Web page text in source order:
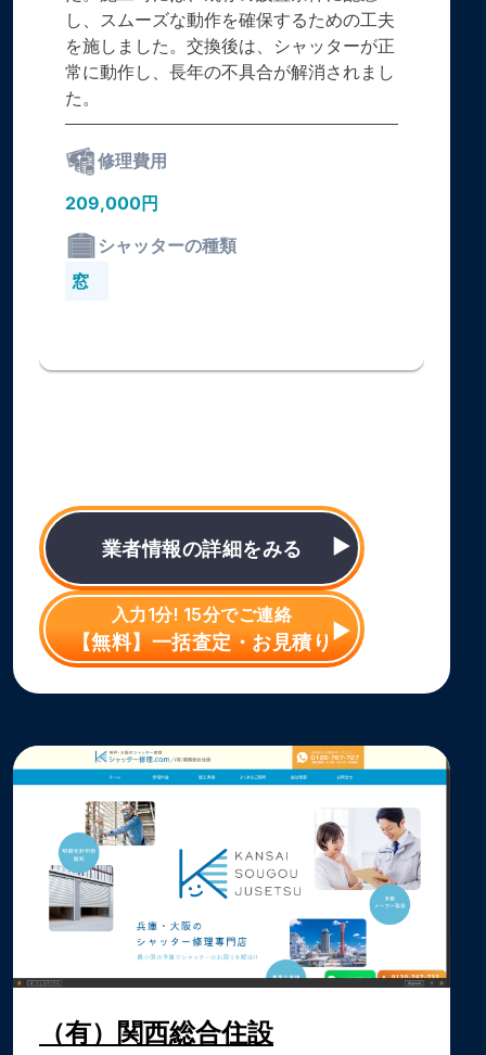
し、スムーズな動作を確保するための工夫
を施しました。交換後は、シャッターが正
常に動作し、長年の不具合が解消されまし
た。
修理費用
209,000円
シャッターの種類
窓
業者情報の詳細をみる
入力1分! 15分でご連絡
【無料】一括査定・お見積り
（有）関西総合住設